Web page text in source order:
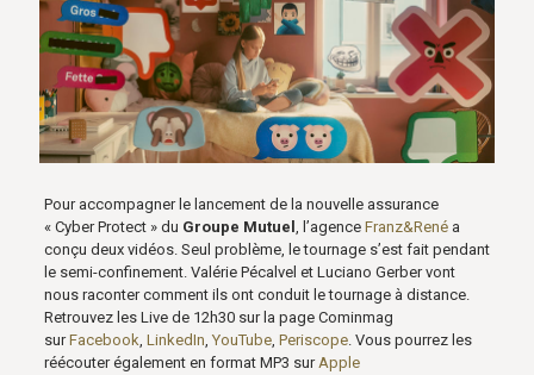
Pour accompagner le lancement de la nouvelle assurance
« Cyber Protect » du Groupe Mutuel , l’agence Franz&Renéa
conçu deux vidéos. Seul problème, le tournage s’est fait pendant
le semi-confinement. Valérie Pécalvel et Luciano Gerber vont
nous raconter comment ils ont conduit le tournage à distance.
Retrouvez les Live de 12h30 sur la page Cominmag
surFacebook, LinkedIn, YouTube, Periscope. Vous pourrez les
réécouter également en format MP3 surApple